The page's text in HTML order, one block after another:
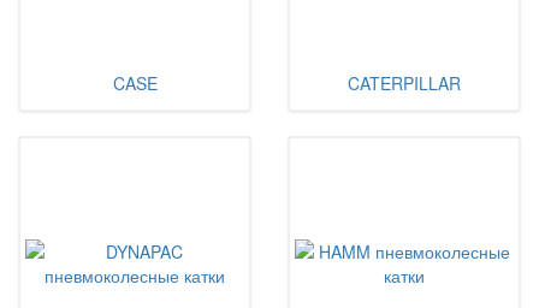
CASE CATERPILLAR